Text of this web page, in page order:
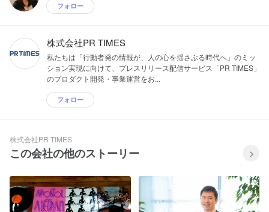
フォロー
株式会社PR TIMES
私たちは「行動者発の情報が、人の心を揺さぶる時代へ」のミッ
ション実現に向けて、プレスリリース配信サービス「PR TIMES」
のプロダクト開発・事業運営をお...
フォロー
株式会社PR TIMES
この会社の他のストーリー